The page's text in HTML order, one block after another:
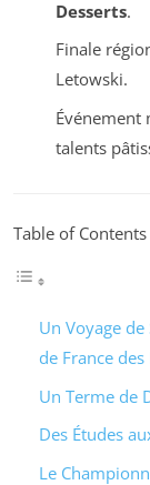
Desserts.
Finale
Letowski.
Événement
talents
Table of Contents
Un Voyage
de France des
Un Terme de
Des Études
Le